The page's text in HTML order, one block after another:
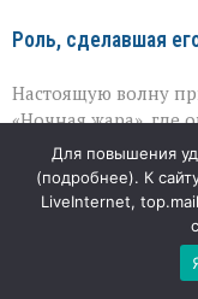
Роль, сделавшая
Настоящую волну
«Ночная жара», где
О’Брайена. Проект
актёра, но и для
местный
и в Канаде, и в США.
хрестоматийного
полицейского —
Для повышения
(подробнее). К
LiveInternet,